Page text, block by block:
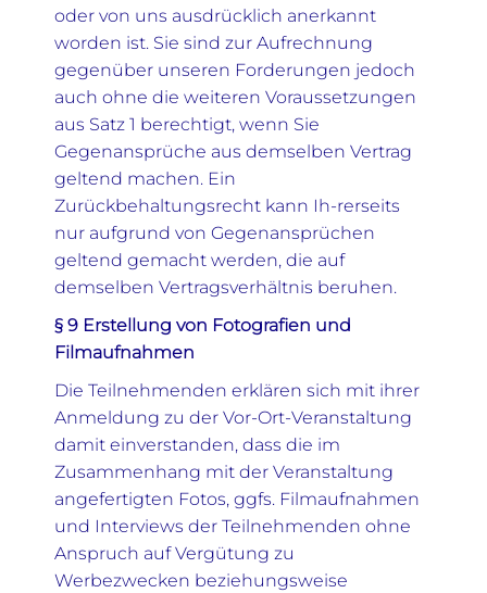
oder von uns ausdrücklich anerkannt
worden ist. Sie sind zur Aufrechnung
gegenüber unseren Forderungen jedoch
auch ohne die weiteren Voraussetzungen
aus Satz 1 berechtigt, wenn Sie
Gegenansprüche aus demselben Vertrag
geltend machen. Ein
Zurückbehaltungsrecht kann Ih-rerseits
nur aufgrund von Gegenansprüchen
geltend gemacht werden, die auf
demselben Vertragsverhältnis beruhen.
§ 9 Erstellung von Fotografien und
Filmaufnahmen
Die Teilnehmenden erklären sich mit ihrer
Anmeldung zu der Vor-Ort-Veranstaltung
damit einverstanden, dass die im
Zusammenhang mit der Veranstaltung
angefertigten Fotos, ggfs. Filmaufnahmen
und Interviews der Teilnehmenden ohne
Anspruch auf Vergütung zu
Werbezwecken beziehungsweise